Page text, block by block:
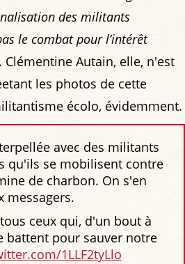
des militants
le combat pour l’intérêt
Clémentine Autain, elle, n'est
les photos de cette
écolo, évidemment.
avec des militants
qu'ils se mobilisent contre
de charbon. On s'en
messagers.
ceux qui, d'un bout à
battent pour sauver notre
1LLF2tyLlo